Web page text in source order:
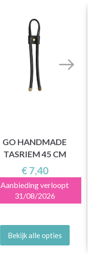
GO HANDMADE
TASRIEM 45 CM
€ 7,40
Aanbieding verloopt
31/08/2026
Bekijk alle opties